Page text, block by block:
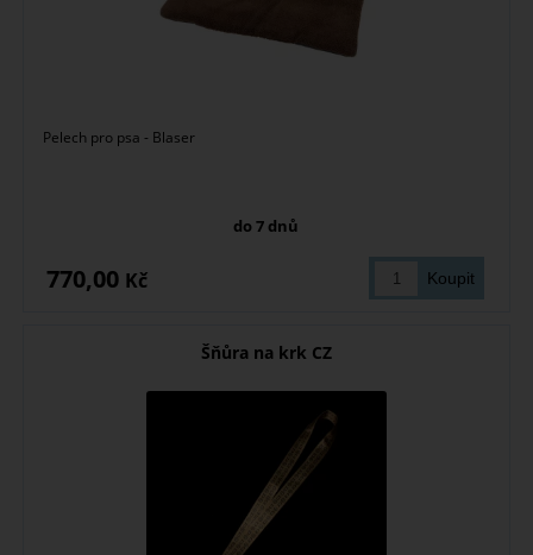
Pelech pro psa - Blaser
do 7 dnů
770,00 Kč
Šňůra na krk CZ